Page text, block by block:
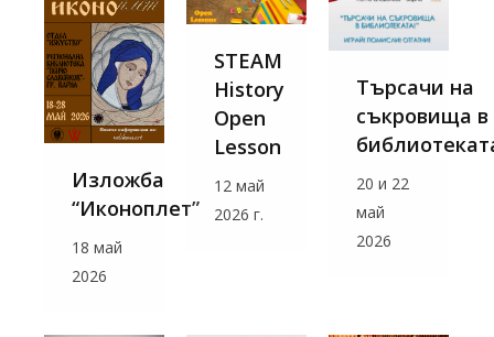
Изложба
“Иконоплет”
18 май
2026
STEAM
History
Open
Lesson
12 май
2026 г.
Търсачи на
съкровища в
20 и 22
май
2026